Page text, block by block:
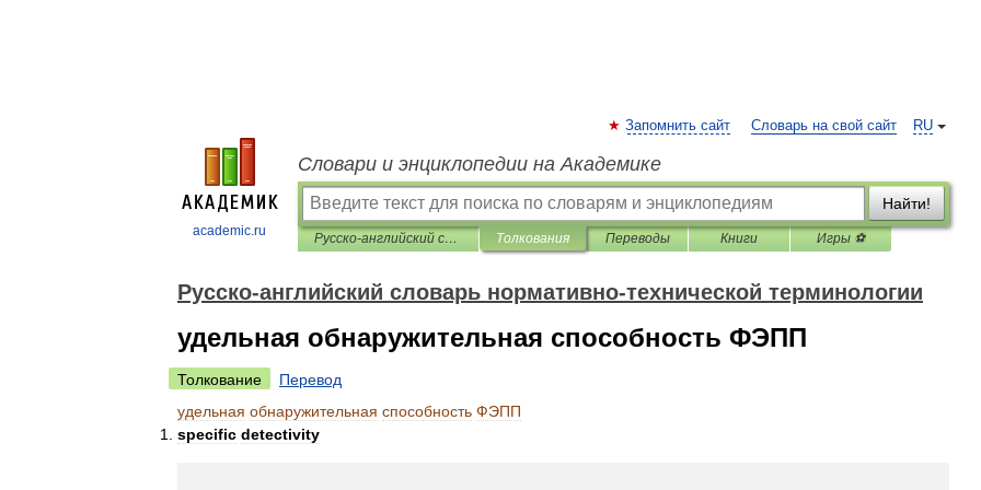
academic.ru
RU
Запомнить сайт Словарь на свой сайт
Словари и энциклопедии на Академике
Найти!
Русско-английский словарь нормативно-технической терминологии Толкования Переводы Книги Игры ⚽
Русско-английский словарь нормативно-технической терминологии
удельная обнаружительная способность ФЭПП
Толкование
Перевод
удельная обнаружительная способность ФЭПП
specific detectivity